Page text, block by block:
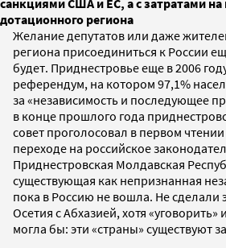
дотационного региона
Желание депутатов или даже
региона присоединиться к России
будет. Приднестровье еще в 2006
референдум, на котором 97,1%
за «независимость и последующее
в конце прошлого года
совет проголосовал в первом
переходе на российское
Приднестровская Молдавская
существующая как непризнанная
пока в Россию не вошла. Не сделали
Осетия с Абхазией, хотя «уговорить»
могла бы: эти «страны» существуют